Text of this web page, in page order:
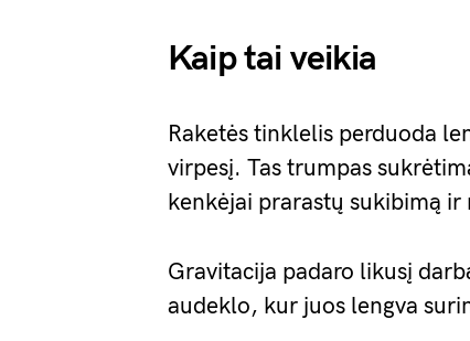
Kaip tai veikia
Raketės tinklelis perduoda
virpesį. Tas trumpas
kenkėjai prarastų sukibimą ir
Gravitacija padaro likusį
audeklo, kur juos lengva